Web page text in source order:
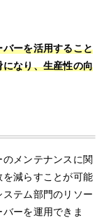
ーを活用すること
なり、生産性の向
メンテナンスに関
減らすことが可能
テム部門のリソー
ーを運用できま